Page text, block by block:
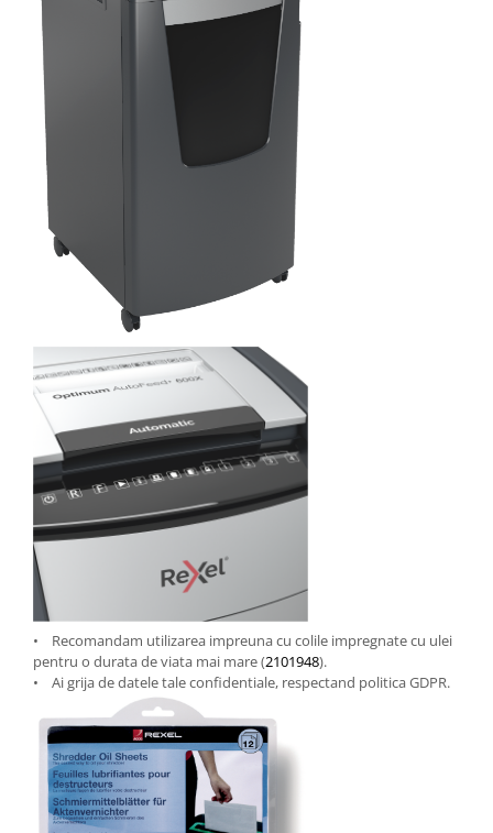
• Recomandam utilizarea impreuna cu colile impregnate cu ulei
pentru o durata de viata mai mare (2101948).
• Ai grija de datele tale confidentiale, respectand politica GDPR.